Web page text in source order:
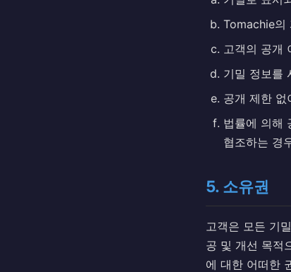
Tomachie의
고객의 공개
기밀 정보를
공개 제한 없
법률에 의해
협조하는 경
5. 소유권
고객은 모든 기
공 및 개선 목적
에 대한 어떠한